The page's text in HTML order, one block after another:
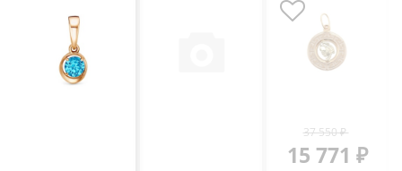
37 550 ₽
15 771 ₽